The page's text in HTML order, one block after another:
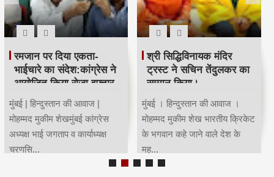
रमजान पर दिया एकता-
भाईचारे का संदेश:कांग्रेस ने
आयोजित किया रोजा इफ्तार
मुंबई | हिन्दुस्तान की आवाज |
मोहम्मद मुकीम शेखमुंबई कांग्रेस
अध्यक्ष भाई जगताप व कार्याध्यक्ष
चरणसि...
श्री सिद्धिविनायक मंदिर
ट्रस्ट ने सचिन तेंदुलकर का
सम्मान किया।
मुंबई । हिन्दुस्तान की आवाज ।
मोहम्मद मुकीम शेख भारतीय क्रिकेट
के भगवान कहे जाने वाले देश के
मह...